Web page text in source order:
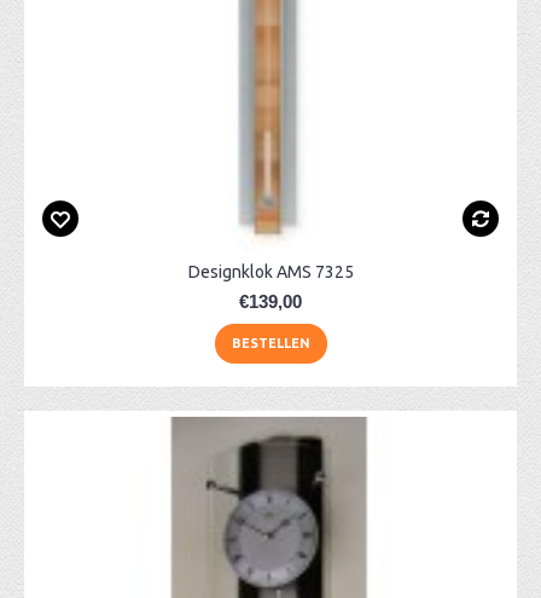
Designklok AMS 7325
€139,00
BESTELLEN